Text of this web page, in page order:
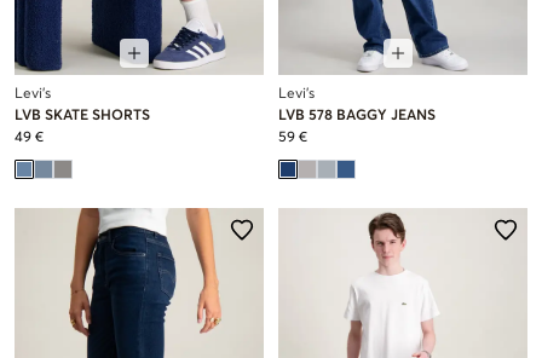
Levi's
LVB SKATE SHORTS
49 €
Levi's
LVB 578 BAGGY JEANS
59 €